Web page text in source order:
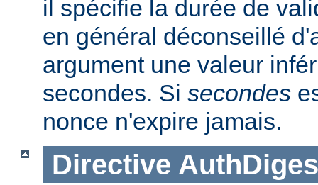
il spécifie la durée de
en général déconseillé
argument une valeur
secondes. Si secondes
nonce n'expire jamais.
Directive